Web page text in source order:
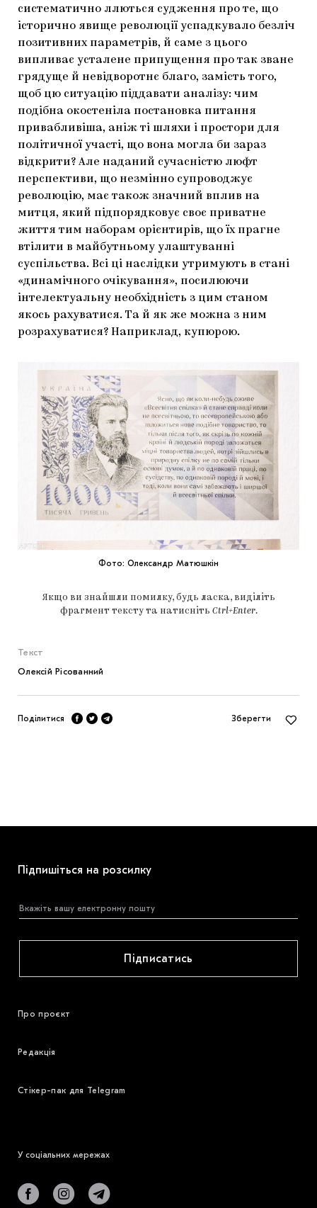
систематично ллються судження про те, що
історично явище революції успадкувало безліч
позитивних параметрів, й саме з цього
випливає усталене припущення про так зване
грядуще й невідворотнє благо, замість того,
щоб цю ситуацію піддавати аналізу: чим
подібна окостеніла постановка питання
привабливіша, аніж ті шляхи і простори для
політичної участі, що вона могла би зараз
відкрити? Але наданий сучасністю люфт
перспективи, що незмінно супроводжує
революцію, має також значний вплив на
митця, який підпорядковує своє приватне
життя тим наборам орієнтирів, що їх прагне
втілити в майбутньому улаштуванні
суспільства. Всі ці наслідки утримують в стані
«динамічного очікування», посилюючи
інтелектуальну необхідність з цим станом
якось рахуватися. Та й як же можна з ним
розрахуватися? Наприклад, купюрою.
Фото: Олександр Матюшкін
Якщо ви знайшли помилку, будь ласка, виділіть
фрагмент тексту та натисніть Ctrl+Enter.
Текст
Олексій Рісованний
Поділитися Зберегти
Підпишіться на розсилку
Підписатись
Про проєкт
Редакція
Стікер-пак для Telegram
У соціальних мережах